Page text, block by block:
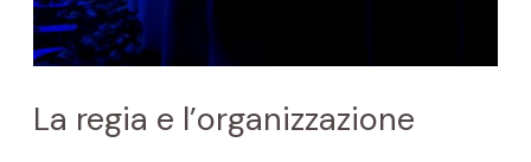
La regia e l’organizzazione